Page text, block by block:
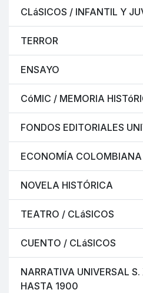
CLáSICOS / INFANTIL Y
TERROR
ENSAYO
CóMIC / MEMORIA
FONDOS EDITORIALES
ECONOMÍA COLOMBIANA
NOVELA HISTÓRICA
TEATRO / CLáSICOS
CUENTO / CLáSICOS
NARRATIVA UNIVERSAL
HASTA 1900